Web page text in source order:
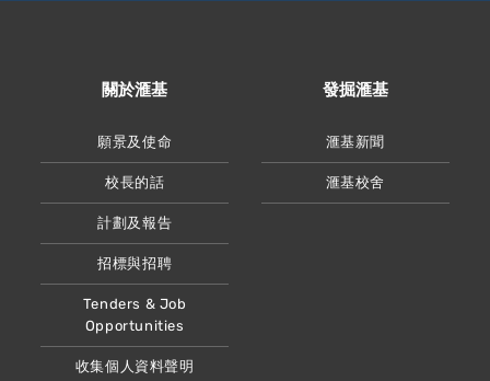
關於滙基
願景及使命
校長的話
計劃及報告
招標與招聘
Tenders & Job
Opportunities
收集個人資料聲明
發掘滙基
滙基新聞
滙基校舍